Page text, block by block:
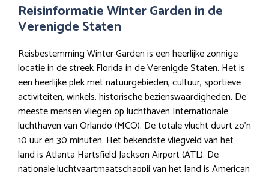
Reisinformatie Winter Garden in de
Verenigde Staten
Reisbestemming Winter Garden is een heerlijke zonnige
locatie in de streek Florida in de Verenigde Staten. Het is
een heerlijke plek met natuurgebieden, cultuur, sportieve
activiteiten, winkels, historische bezienswaardigheden. De
meeste mensen vliegen op luchthaven Internationale
luchthaven van Orlando (MCO). De totale vlucht duurt zo’n
10 uur en 30 minuten. Het bekendste vliegveld van het
land is Atlanta Hartsfield Jackson Airport (ATL). De